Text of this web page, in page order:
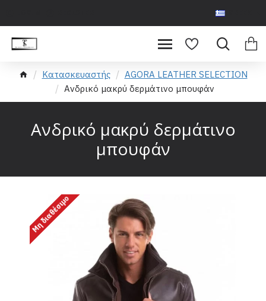
Κατασκευαστής
AGORA LEATHER SELECTION
Ανδρικό μακρύ δερμάτινο μπουφάν
Ανδρικό μακρύ δερμάτινο
μπουφάν
Μη διαθέσιμο